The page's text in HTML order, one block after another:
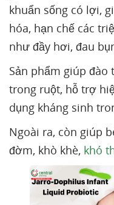
khuẩn sống có lợi,
hóa, hạn chế các
như đầy hơi, đau
Sản phẩm giúp
trong ruột, hỗ trợ
dụng kháng sinh
Ngoài ra, còn giúp
đờm, khò khè, khó